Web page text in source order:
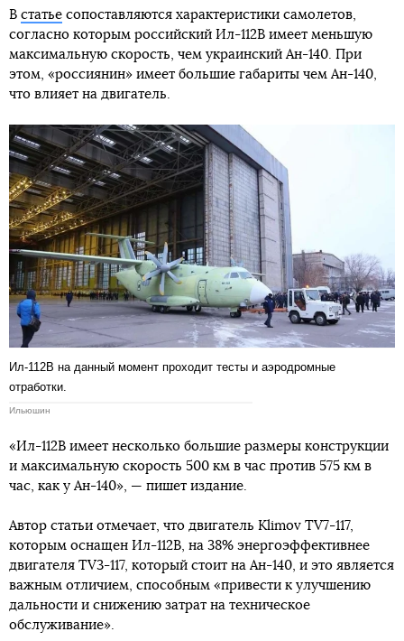
В статье сопоставляются характеристики самолетов,
согласно которым российский Ил-112В имеет меньшую
максимальную скорость, чем украинский Ан-140. При
этом, «россиянин» имеет большие габариты чем Ан-140,
что влияет на двигатель.
Ил-112В на данный момент проходит тесты и аэродромные
отработки.
Ильюшин
«Ил-112В имеет несколько большие размеры конструкции
и максимальную скорость 500 км в час против 575 км в
час, как у Ан-140», — пишет издание.
Автор статьи отмечает, что двигатель Klimov TV7-117,
которым оснащен Ил-112B, на 38% энергоэффективнее
двигателя TV3-117, который стоит на Ан-140, и это является
важным отличием, способным «привести к улучшению
дальности и снижению затрат на техническое
обслуживание».